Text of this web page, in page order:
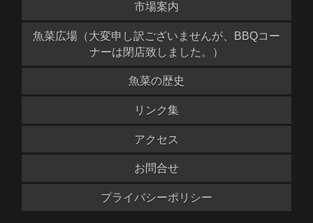
市場案内
魚菜広場（大変申し訳ございませんが、BBQコー
ナーは閉店致しました。）
魚菜の歴史
リンク集
アクセス
お問合せ
プライバシーポリシー